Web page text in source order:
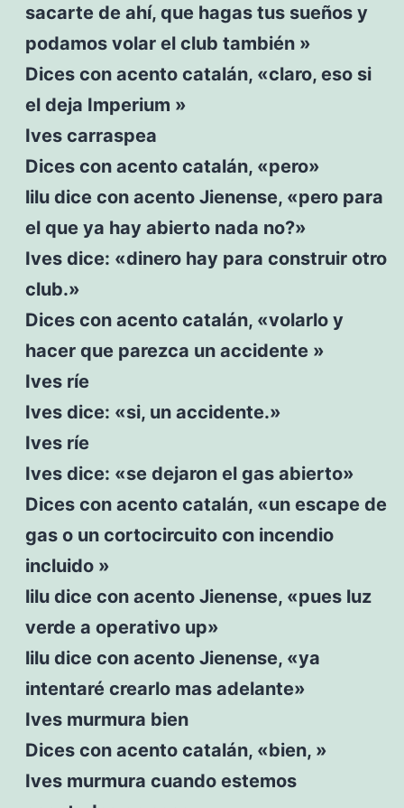
sacarte de ahí, que hagas tus sueños y
podamos volar el club también »
Dices con acento catalán, «claro, eso si
el deja Imperium »
Ives carraspea
Dices con acento catalán, «pero»
lilu dice con acento Jienense, «pero para
el que ya hay abierto nada no?»
Ives dice: «dinero hay para construir otro
club.»
Dices con acento catalán, «volarlo y
hacer que parezca un accidente »
Ives ríe
Ives dice: «si, un accidente.»
Ives ríe
Ives dice: «se dejaron el gas abierto»
Dices con acento catalán, «un escape de
gas o un cortocircuito con incendio
incluido »
lilu dice con acento Jienense, «pues luz
verde a operativo up»
lilu dice con acento Jienense, «ya
intentaré crearlo mas adelante»
Ives murmura bien
Dices con acento catalán, «bien, »
Ives murmura cuando estemos